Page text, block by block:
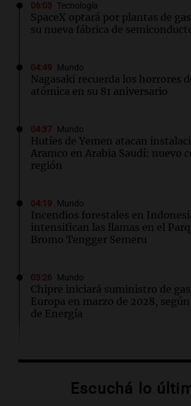
06:03 Tecnología
SpaceX optará por plantas de
su nueva fábrica de
04:49 Mundo
Nagasaki recuerda los horrores
atómica en su 81 aniversario
04:37 Mundo
Hutíes de Yemen atacan
Aramco en Arabia Saudí: nuevo
región
04:19 Mundo
Incendios forestales en
intensifican las llamas en el
Bromo Tengger Semeru
03:26 Mundo
Chipre iniciará suministro de
Europa en marzo de 2028,
de Energía
Más de 1.300 vuelos cancelados
Escuchá lo